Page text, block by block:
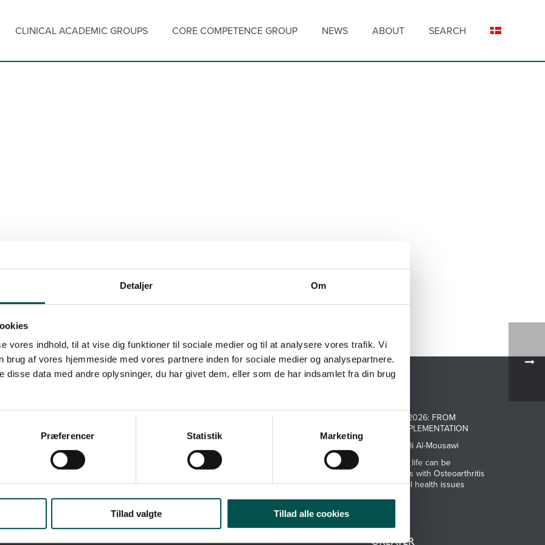
Detaljer Om
vores indhold, til at vise dig funktioner til sociale medier og til at analysere vores trafik. Vi
brug af vores hjemmeside med vores partnere inden for sociale medier og analysepartnere.
disse data med andre oplysninger, du har givet dem, eller som de har indsamlet fra din brug
Præferencer Statistik Marketing
Tillad valgte Tillad alle cookies
CLINICAL ACADEMIC GROUPS CORE COMPETENCE GROUP NEWS ABOUT SEARCH
på gchsp.dk
2200 København N
Denmark
+45 93565993
ATMP SYMPOSIUM 2026: FROM
INNOVATION TO IMPLEMENTATION
Meet PhD-Student Ali Al-Mousawi
Research: Quality of life can be
improved for patients with Osteoarthritis
and Musculoskel-etal health issues